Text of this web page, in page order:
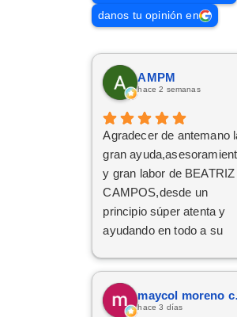
danos tu opinión en
AMPM
hace 2 semanas
Agradecer de antemano
gran
y gran labor de BEATRIZ
CAMPOS,desde un
principio súper atenta y
ayudando en todo a su
recomendable,grandes
profesionales
hace 3 días